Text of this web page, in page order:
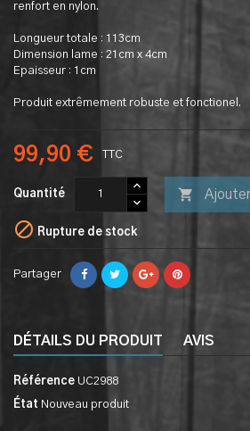
renfort en nylon.
Longueur totale : 113cm
Dimension lame : 21cm x 4cm
Epaisseur : 1cm
Produit extrêmement robuste et fonctionel.
99,90 € TTC
Quantité 
 Rupture de stock
Partager
DÉTAILS DU PRODUIT AVIS
Référence UC2988
État Nouveau produit